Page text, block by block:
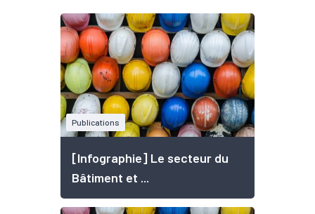
Publications
[Infographie] Le secteur du
Bâtiment et ...